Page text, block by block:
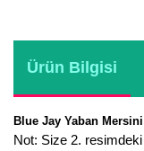
Ürün Bilgisi
Blue Jay Yaban
Not: Size 2. resimdeki
Kızılcık Fidanı